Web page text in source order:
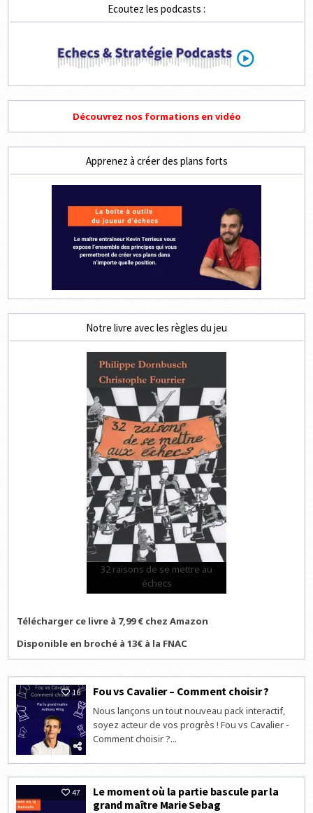
Ecoutez les podcasts :
Découvrez nos formations en vidéo
Apprenez à créer des plans forts
Notre livre avec les règles du jeu
32 raisons de se mettre au
échecs
Télécharger ce livre à 7,99 € chez Amazon
Disponible en broché à 13€ à la FNAC
16 Fou vs Cavalier – Comment choisir ?
Nous lançons un tout nouveau pack interactif,
soyez acteur de vos progrès ! Fou vs Cavalier -
Comment choisir ?...
47
Le moment où la partie bascule par la
grand maître Marie Sebag